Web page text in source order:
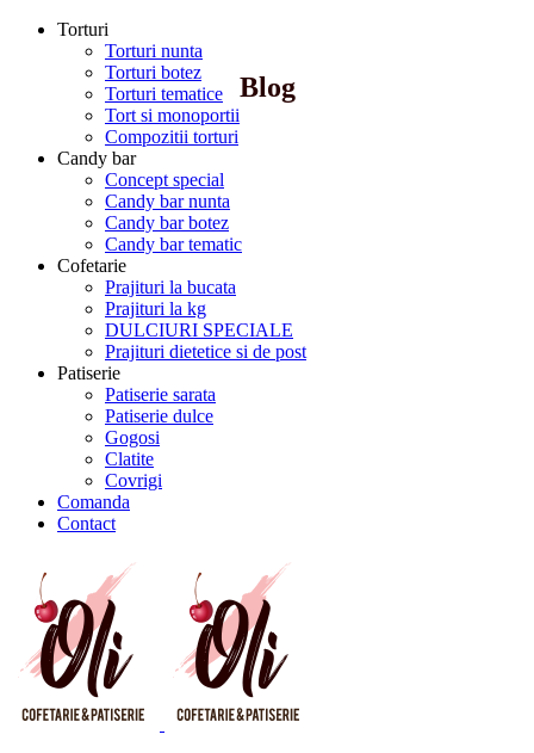
Torturi
Torturi nunta
Torturi botez
Torturi tematice
Tort si monoportii
Compozitii torturi
Candy bar
Concept special
Candy bar nunta
Candy bar botez
Candy bar tematic
Cofetarie
Prajituri la bucata
Prajituri la kg
DULCIURI SPECIALE
Prajituri dietetice si de post
Patiserie
Patiserie sarata
Patiserie dulce
Gogosi
Clatite
Covrigi
Comanda
Contact
Blog